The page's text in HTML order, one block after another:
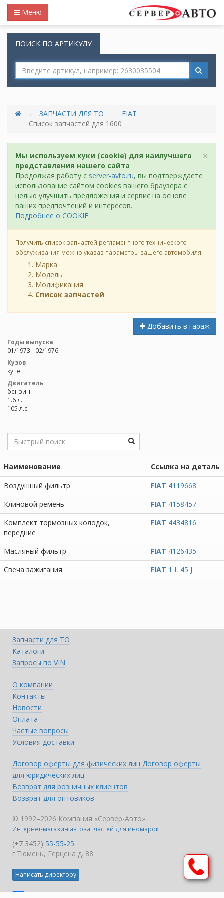
Меню
ПОИСК ПО АРТИКУЛУ
ЗАПЧАСТИ ДЛЯ ТО
FIAT
Список запчастей для 1600
×
Мы используем куки (cookie) для наилучшего
представления нашего сайта
Продолжая работу с server-avto.ru, вы подтверждаете
использование сайтом cookies вашего браузера с
целью улучшить предложения и сервис на основе
ваших предпочтений и интересов.
Подробнее о COOKIE
Получить список запчастей регламентного технического
обслуживания можно указав параметры вашего автомобиля.
Марка
Модель
Модификация
Список запчастей
Добавить в гараж
Годы выпуска
01/1973 - 02/1976
Кузов
купе
Двигатель
бензин
1.6 л.
105 л.с.
Наименование
Ссылка на деталь
Воздушный фильтр
FIAT 4119668
Клиновой ремень
FIAT 4158457
Комплект тормозных колодок,
передние
FIAT 4434816
Масляный фильтр FIAT 4126435
Свеча зажигания
FIAT 1 L 45 J
Запчасти для ТО
Каталоги
Запросы по VIN
О компании
Контакты
Новости
Оплата
Частые вопросы
Условия доставки
Договор оферты для физических лиц Договор оферты
для юридических лиц
Возврат для розничных клиентов
Возврат для оптовиков
© 1992–2026 Компания «Сервер-Авто»
Интернет-магазин автозапчастей для иномарок
(+7 3452) 55-55-25
г.Тюмень, Герцена д. 88
Написать директору